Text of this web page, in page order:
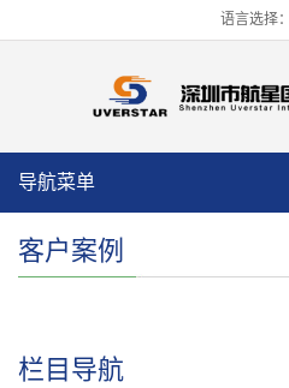
语言选择：
导航菜单
客户案例
栏目导航